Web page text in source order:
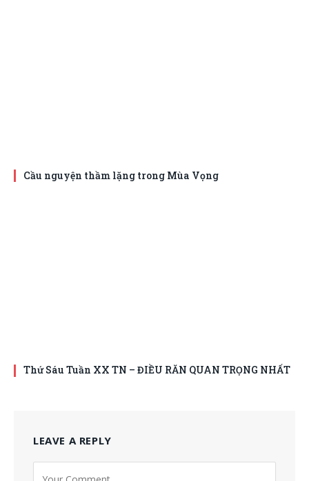
Cầu nguyện thầm lặng trong Mùa Vọng
Thứ Sáu Tuần XX TN – ĐIỀU RĂN QUAN TRỌNG NHẤT
LEAVE A REPLY